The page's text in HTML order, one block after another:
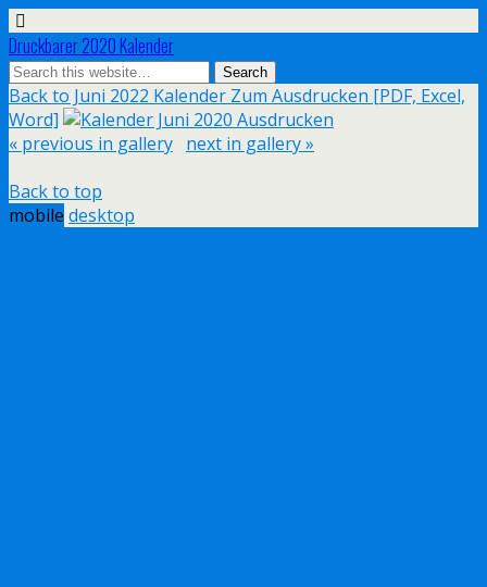
Druckbarer 2020 Kalender
Back to Juni 2022 Kalender Zum Ausdrucken [PDF, Excel,
Word]
« previous in gallery next in gallery »
Back to top
mobile desktop